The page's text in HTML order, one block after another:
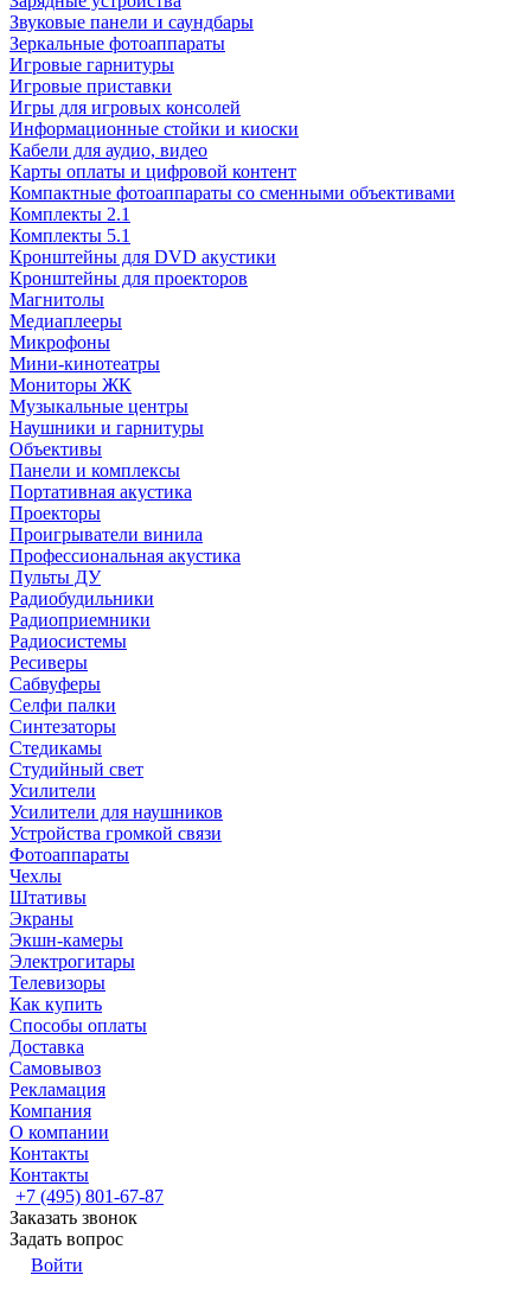
Звуковые панели и саундбары
Зеркальные фотоаппараты
Игровые гарнитуры
Игровые приставки
Игры для игровых консолей
Информационные стойки и киоски
Кабели для аудио, видео
Карты оплаты и цифровой контент
Компактные фотоаппараты со сменными объективами
Комплекты 2.1
Комплекты 5.1
Кронштейны для DVD акустики
Кронштейны для проекторов
Магнитолы
Медиаплееры
Микрофоны
Мини-кинотеатры
Мониторы ЖК
Музыкальные центры
Наушники и гарнитуры
Объективы
Панели и комплексы
Портативная акустика
Проекторы
Проигрыватели винила
Профессиональная акустика
Пульты ДУ
Радиобудильники
Радиоприемники
Радиосистемы
Ресиверы
Сабвуферы
Селфи палки
Синтезаторы
Стедикамы
Студийный свет
Усилители
Усилители для наушников
Устройства громкой связи
Фотоаппараты
Чехлы
Штативы
Экраны
Экшн-камеры
Электрогитары
Телевизоры
Как купить
Способы оплаты
Доставка
Самовывоз
Рекламация
Компания
О компании
Контакты
Контакты
+7 (495) 801-67-87
Заказать звонок
Задать вопрос
Войти